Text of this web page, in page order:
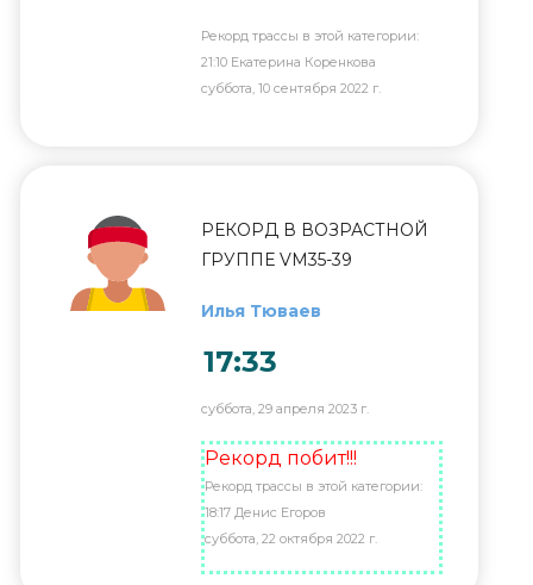
Рекорд трассы в этой категории:
21:10 Екатерина Коренкова
суббота, 10 сентября 2022 г.
РЕКОРД В ВОЗРАСТНОЙ
ГРУППЕ VM35-39
Илья Тюваев
17:33
суббота, 29 апреля 2023 г.
Рекорд побит!!!
Рекорд трассы в этой категории:
18:17 Денис Егоров
суббота, 22 октября 2022 г.